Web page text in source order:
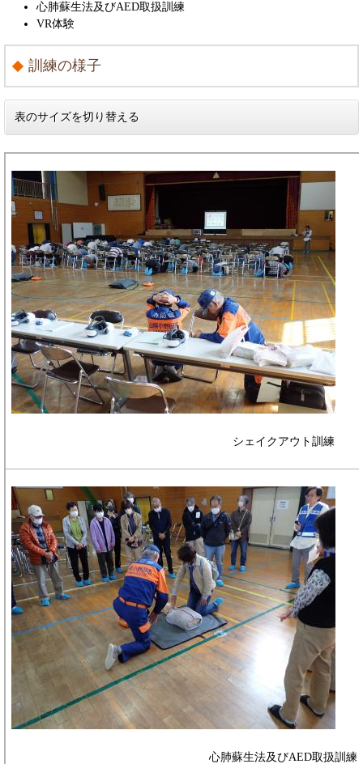
心肺蘇生法及びAED取扱訓練
VR体験
訓練の様子
表のサイズを切り替える
シェイクアウト訓練
心肺蘇生法及びAED取扱訓練